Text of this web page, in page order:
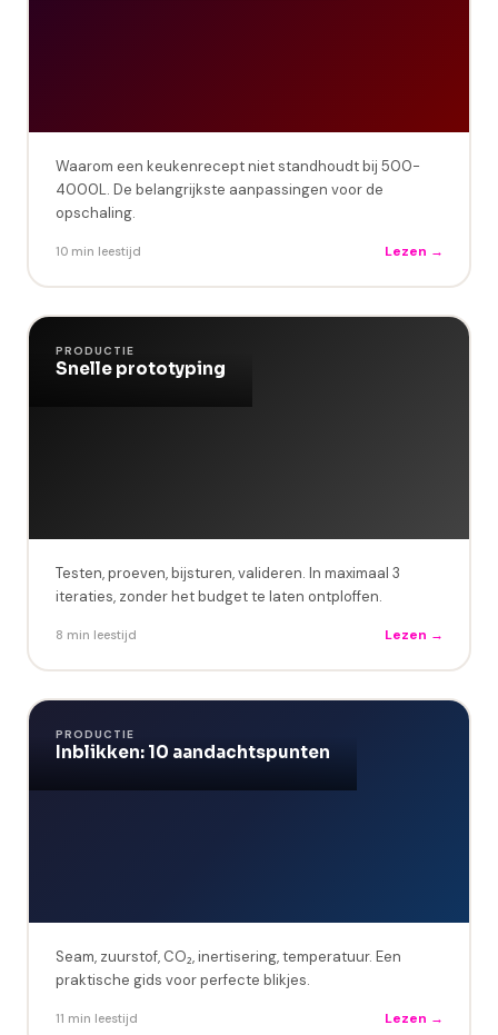
Waarom een keukenrecept niet standhoudt bij 500-
4000L. De belangrijkste aanpassingen voor de
opschaling.
10 min leestijd Lezen →
PRODUCTIE
Snelle prototyping
Testen, proeven, bijsturen, valideren. In maximaal 3
iteraties, zonder het budget te laten ontploffen.
8 min leestijd Lezen →
PRODUCTIE
Inblikken: 10 aandachtspunten
Seam, zuurstof, CO₂, inertisering, temperatuur. Een
praktische gids voor perfecte blikjes.
11 min leestijd Lezen →